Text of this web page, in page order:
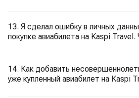
13. Я сделал ошибку в личных
покупке авиабилета на Kaspi
14. Как добавить
уже купленный авиабилет на Kaspi